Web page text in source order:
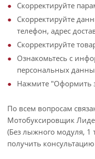
Скорректируйте
Скорректируйте
телефон, адрес
Скорректируйте
Ознакомьтесь с
персональных
Нажмите "Оформить
По всем вопросам
Мотобуксировщик
(Без лыжного модуля, 1
получить